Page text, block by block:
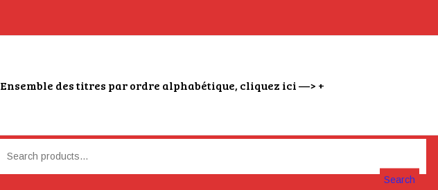
Ensemble des titres par ordre alphabétique, cliquez ici —> +
Search